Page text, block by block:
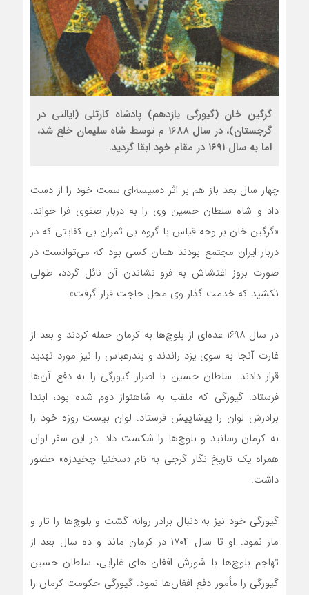
گرگین خان (گیورگی یازدهم) پادشاه کارتلی (ایالتی در
گرجستان)، در سال ۱۶۸۸ م توسط شاه سلیمان خلع شد،
اما به سال ۱۶۹۱ در مقام خود ابقا گردید.
چهار سال بعد باز هم بر اثر دسیسه‌ای سمت خود را از دست
داد و شاه سلطان حسین وی را به دربار صفوی فرا خواند.
«گرگین خان بر وجه قیاس با گروه بی ثمران بی کفایتی که در
دربار ایران مجتمع بودند همان کسی بود که می‌توانست در
صورت بروز اغتشاش به فرو نشاندن آن نائل گردد، طولی
نکشید که خدمت گذار وی محل حاجت قرار گرفت».
در سال ۱۶۹۸ عده‌ای از بلوچ‌ها به کرمان حمله کردند و بعد از
غارت آنجا به سوی یزد راندند و بندرعباس را نیز مورد تهدید
قرار دادند. سلطان حسین با اصرار گیورگی را به دفع آن‌ها
فرستاد. گیورگی که ملقب به شاهنواز دوم شده بود، ابتدا
برادرش لوان را پیشاپیش فرستاد. لوان بیست روزه خود را
به کرمان رسانید و بلوچ‌ها را شکست داد. در این سفر لوان
همراه یک تاریخ نگار گرجی به نام «سخنیا چخیدزه» حضور
داشت.
گیورگی خود نیز به دنبال برادر روانه گشت و بلوچ‌ها را تار و
مار نمود. او تا سال ۱۷۰۴ در کرمان ماند و ده سال بعد از
تهاجم بلوچ‌ها با شورش افغان های غلزایی، سلطان حسین
گیورگی را مأمور دفع افغان‌ها نمود. گیورگی حکومت کرمان را